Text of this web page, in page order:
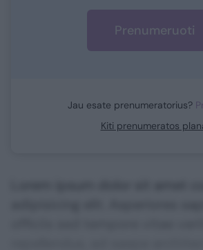
Prenumeruoti
Jau esate prenumeratorius?
Kiti prenumeratos